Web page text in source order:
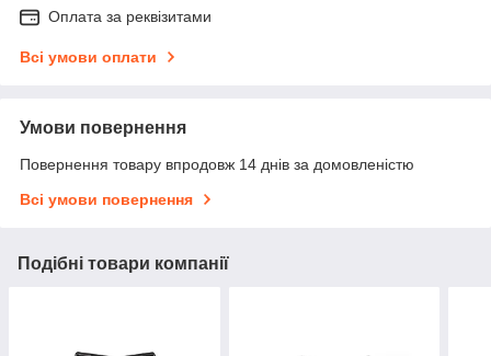
Оплата за реквізитами
Всі умови оплати
Умови повернення
Повернення товару впродовж 14 днів за домовленістю
Всі умови повернення
Подібні товари компанії